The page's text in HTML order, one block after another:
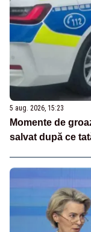
5 aug. 2026, 15:23
Momente de
salvat după ce